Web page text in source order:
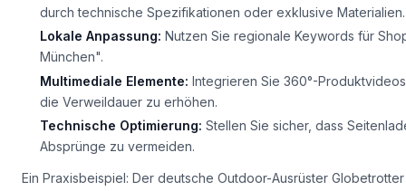
Fokus auf Unique Selling Points:Heben Sie sich durch
durch technische Spezifikationen oder exklusive Materialien.
Lokale Anpassung:
München".
Multimediale Elemente:Integrieren Sie 360°-
die Verweildauer zu erhöhen.
Technische Optimierung: